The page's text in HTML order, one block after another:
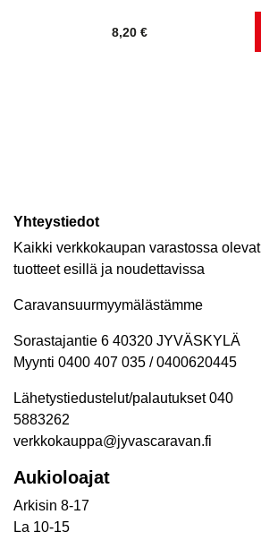
8,20 €
Yhteystiedot
Kaikki verkkokaupan varastossa olevat
tuotteet esillä ja noudettavissa
Caravansuurmyymälästämme
Sorastajantie 6 40320 JYVÄSKYLÄ
Myynti 0400 407 035 / 0400620445
Lähetystiedustelut/palautukset 040
5883262
verkkokauppa@jyvascaravan.fi
Aukioloajat
Arkisin 8-17
La 10-15